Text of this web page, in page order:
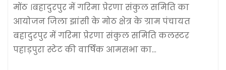
मोंठ ।बहादुरपुर में गरिमा प्रेरणा संकुल समिति का
आयोजन जिला झांसी के मोठ क्षेत्र के ग्राम पंचायत
बहादुरपुर में गरिमा प्रेरणा संकुल समिति कलस्टर
पहाड़पुरा स्टेट की वार्षिक आमसभा का…